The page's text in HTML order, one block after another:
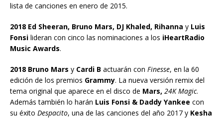
lista de canciones en enero de 2015.
2018 Ed Sheeran, Bruno Mars, DJ Khaled, Rihanna y Luis
Fonsi lideran con cinco las nominaciones a los iHeartRadio
Music Awards.
2018 Bruno Mars y Cardi B actuarán con Finesse, en la 60
edición de los premios Grammy. La nueva versión remix del
tema original que aparece en el disco de Mars, 24K Magic.
Además también lo harán Luis Fonsi & Daddy Yankee con
su éxito Despacito, una de las canciones del año 2017 y Kesha